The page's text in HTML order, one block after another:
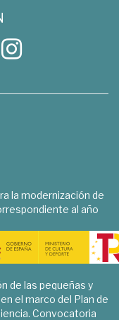
la modernización de
al año
de las pequeñas y
el marco del Plan de
Convocatoria